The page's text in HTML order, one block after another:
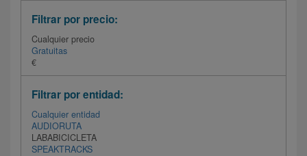
Filtrar por precio:
Cualquier precio
Gratuitas
€
Filtrar por entidad:
Cualquier entidad
AUDIORUTA
LABABICICLETA
SPEAKTRACKS